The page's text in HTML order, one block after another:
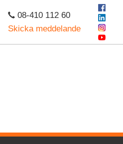
08-410 112 60
Skicka meddelande